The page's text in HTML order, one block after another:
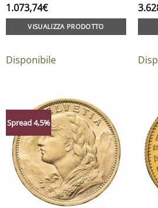
1.073,74€
VISUALIZZA PRODOTTO
Disponibile
Spread 4,5%